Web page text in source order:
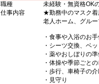
職種
未経験・無資格OK
仕事内容
★勤務中のマスク着
老人ホーム、グル
・食事や入浴のお
・シーツ交換、ベ
・薬やおしぼりの
・体操や季節ごと
・歩行、車椅子の介
・見守り